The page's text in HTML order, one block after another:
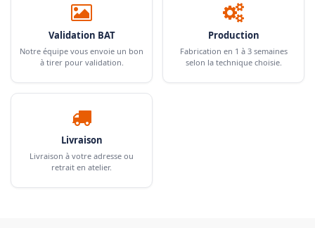
Validation BAT
Notre équipe vous envoie un bon
à tirer pour validation.
Production
Fabrication en 1 à 3 semaines
selon la technique choisie.
Livraison
Livraison à votre adresse ou
retrait en atelier.